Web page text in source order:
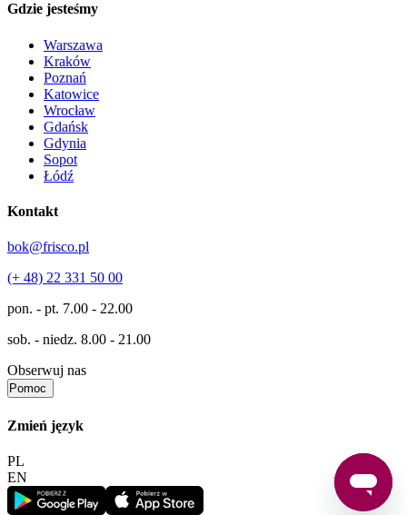
Gdzie jesteśmy
Warszawa
Kraków
Poznań
Katowice
Wrocław
Gdańsk
Gdynia
Sopot
Łódź
Kontakt
bok@frisco.pl
(+ 48) 22 331 50 00
pon. - pt. 7.00 - 22.00
sob. - niedz. 8.00 - 21.00
Obserwuj nas
Pomoc
Zmień język
PL
EN